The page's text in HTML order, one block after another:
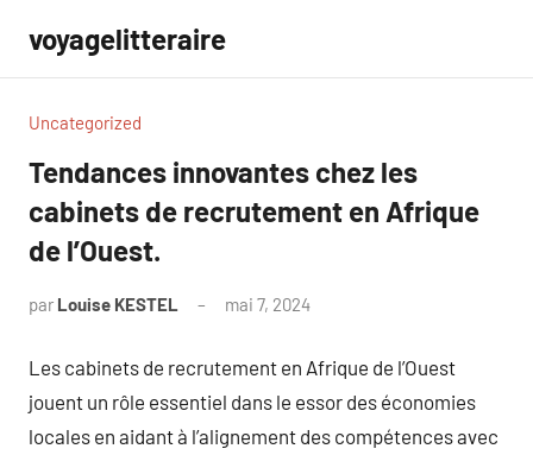
contenu
voyagelitteraire
Uncategorized
Tendances innovantes chez les
cabinets de recrutement en Afrique
de l’Ouest.
par Louise KESTEL mai 7, 2024
Les cabinets de recrutement en Afrique de l’Ouest
jouent un rôle essentiel dans le essor des économies
locales en aidant à l’alignement des compétences avec